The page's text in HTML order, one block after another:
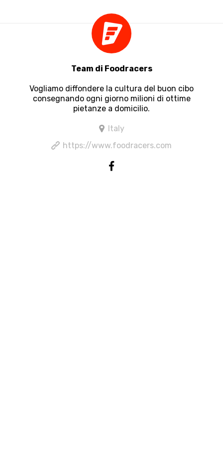
Team di Foodracers
Vogliamo diffondere la cultura del buon cibo
consegnando ogni giorno milioni di ottime
pietanze a domicilio.
Italy
https://www.foodracers.com